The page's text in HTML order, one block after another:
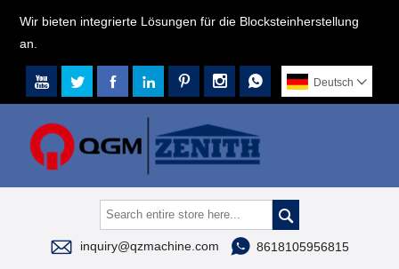
Wir bieten integrierte Lösungen für die Blocksteinherstellung
an.
       Deutsch 

 inquiry@qzmachine.com  8618105956815